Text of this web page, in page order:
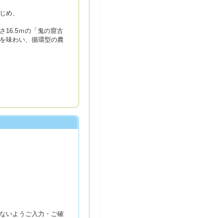
め、
16.5ｍの「鬼の窟古
味わい、循環型の農
いようご入力・ご確